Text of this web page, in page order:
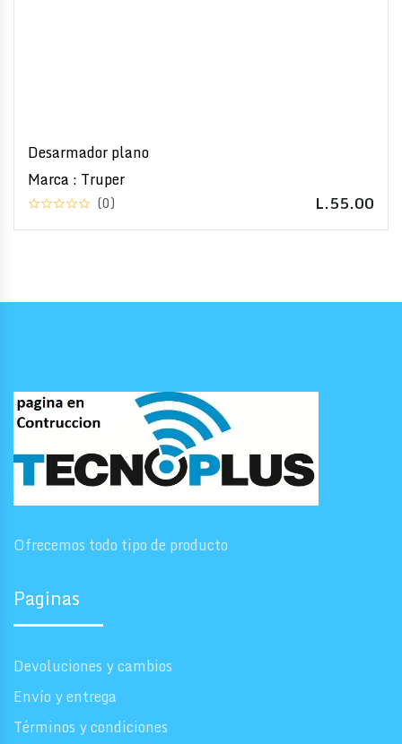
Desarmador plano
Marca : Truper
(0) L.55.00
Ofrecemos todo tipo de producto
Paginas
Devoluciones y cambios
Envío y entrega
Términos y condiciones